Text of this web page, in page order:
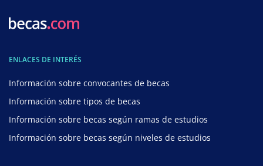
ENLACES DE INTERÉS
Información sobre convocantes de becas
Información sobre tipos de becas
Información sobre becas según ramas de estudios
Información sobre becas según niveles de estudios